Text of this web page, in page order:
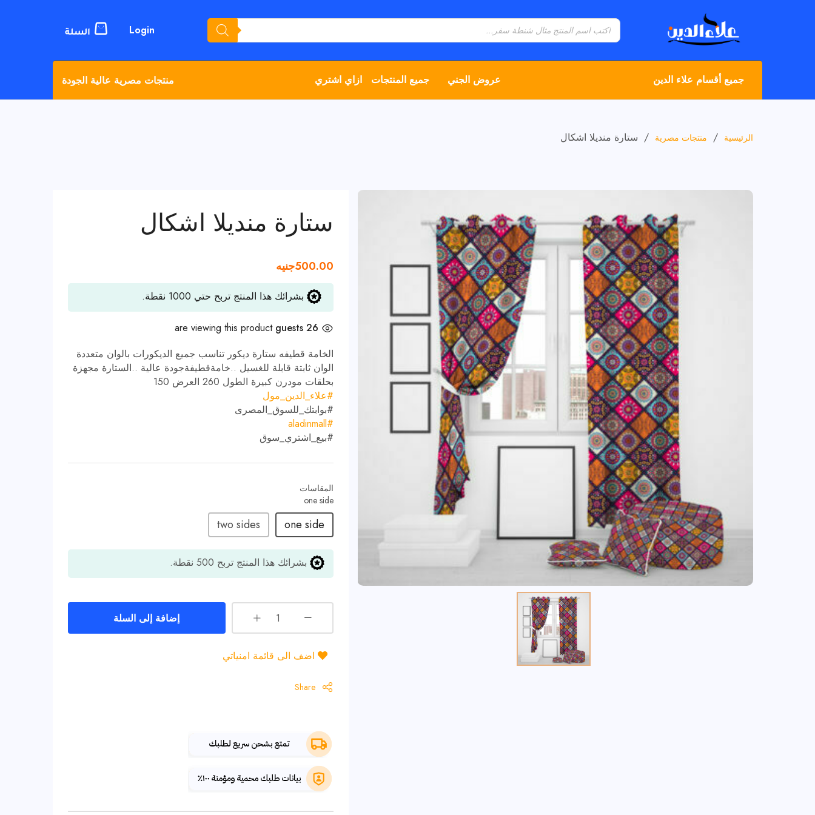
Login
جميع أقسام علاء الدين عروض الجني جميع المنتجات ازاي اشتري منتجات مصرية عالية الجودة
الرئيسية / منتجات مصرية / ستارة منديلا اشكال
ستارة منديلا اشكال
500.00جنيه
بشرائك هذا المنتج تربح حتي 1000 نقطة.
26 guests
are viewing this product
الخامة قطيفه ستارة ديكور تناسب جميع الديكورات بالوان متعددة
الوان ثابتة قابلة للغسيل ..خامةقطيفةجودة عالية ..الستارة مجهزة
بحلقات مودرن كبيرة الطول 260 العرض 150
#علاء_الدين_مول
#بوابتك_للسوق_المصرى
#aladinmall
#بيع_اشتري_سوق
المقاسات
one side
two sides
بشرائك هذا المنتج تربح 500 نقطة.
إضافة إلى السلة
اضف الى قائمة امنياتي
Share